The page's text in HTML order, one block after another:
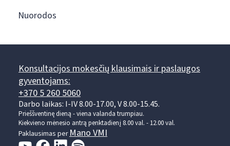
Nuorodos
Konsultacijos mokesčių klausimais ir paslaugos
gyventojams:
+370 5 260 5060
Darbo laikas: I-IV 8.00-17.00, V 8.00-15.45.
Prieššventinę dieną - viena valanda trumpiau.
Kiekvieno mėnesio antrą penktadienį 8.00 val. - 12.00 val.
Paklausimas per Mano VMI